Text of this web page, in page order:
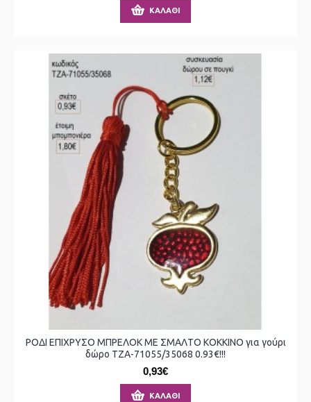
ΚΑΛΆΘΙ
ΡΟΔΙ ΕΠΙΧΡΥΣΟ ΜΠΡΕΛΟΚ ΜΕ ΣΜΑΛΤΟ ΚΟΚΚΙΝΟ για γούρι
δώρο ΤΖΑ-71055/35068 0.93€!!!
0,93€
ΚΑΛΆΘΙ